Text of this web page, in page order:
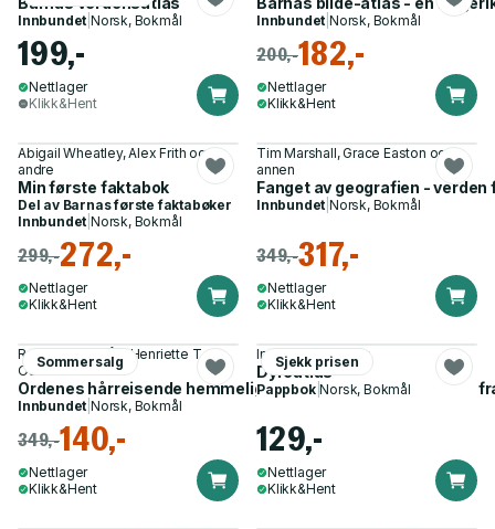
Innbundet |Norsk, Bokmål
199,-
Nettlager
Klikk&Hent
Innbundet |Norsk, Bokmål
200,-182,-
Nettlager
Klikk&Hent
Abigail Wheatley, Alex Frith og 7
andre
Min første faktabok
Del av Barnas første faktabøker
Innbundet |Norsk, Bokmål
299,-272,-
Nettlager
Klikk&Hent
Tim Marshall, Grace Easton og 1
annen
Fanget av geografien - verden
Innbundet |Norsk, Bokmål
349,-317,-
Nettlager
Klikk&Hent
Sommersalg
Ragnhild Holmås, Henriette T.
Osnes
Ordenes hårreisende hemmeligheter - absurde avsløringer
Innbundet |Norsk, Bokmål
349,-140,-
Nettlager
Klikk&Hent
Sjekk prisen
Ingela P. Arrhenius
Dyreatlas
Pappbok|Norsk, Bokmål
129,-
Nettlager
Klikk&Hent